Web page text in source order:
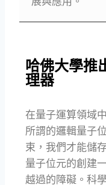
哈佛大學推
理器
在量子運算領域
所謂的邏輯量子
束，我們才能儲
量子位元的創建
越過的障礙。科